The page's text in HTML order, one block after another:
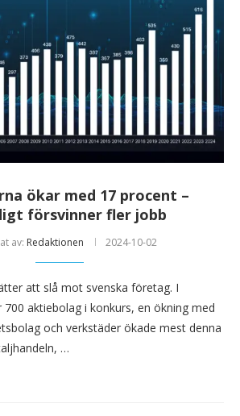
ökar med 17 procent –
försvinner fler jobb
av: Redaktionen 2024-10-02
att slå mot svenska företag. I
aktiebolag i konkurs, en ökning med
och verkstäder ökade mest denna
…